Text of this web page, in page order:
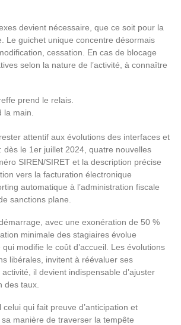
devient nécessaire, que ce soit pour la
Le guichet unique concentre désormais
cessation. En cas de blocage
selon la nature de l’activité, à connaître
prend le relais.
la main.
attentif aux évolutions des interfaces et
le 1er juillet 2024, quatre nouvelles
SIREN/SIRET et la description précise
vers la facturation électronique
automatique à l’administration fiscale
sanctions plane.
avec une exonération de 50 %
minimale des stagiaires évolue
modifie le coût d’accueil. Les évolutions
libérales, invitent à réévaluer ses
il devient indispensable d’ajuster
des taux.
qui fait preuve d’anticipation et
manière de traverser la tempête